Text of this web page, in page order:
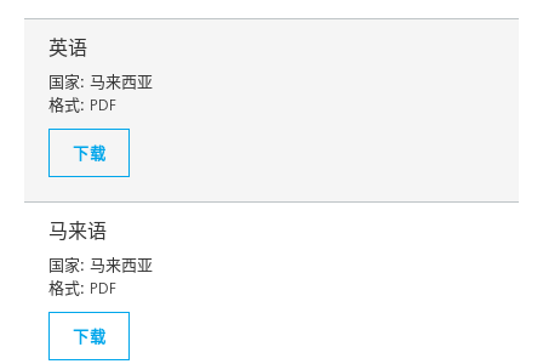
英语
国家: 马来西亚
格式: PDF
下载
马来语
国家: 马来西亚
格式: PDF
下载